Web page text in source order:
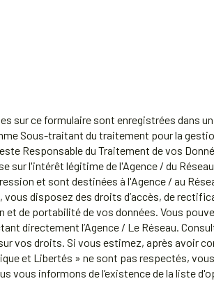
sur ce formulaire sont enregistrées dans
Sous-traitant du traitement pour la
Responsable du Traitement de vos
sur l'intérêt légitime de l'Agence / du
et sont destinées à l'Agence / au
disposez des droits d’accès, de
et de portabilité de vos données. Vous
directement l’Agence / Le Réseau.
vos droits. Si vous estimez, après avoir
et Libertés » ne sont pas respectés,
vous informons de l’existence de la liste